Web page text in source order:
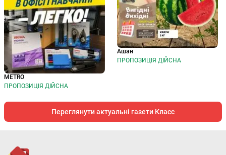
METRO
ПРОПОЗИЦІЯ ДІЙСНА
Ашан
ПРОПОЗИЦІЯ ДІЙСНА
Переглянути актуальні газети Класс